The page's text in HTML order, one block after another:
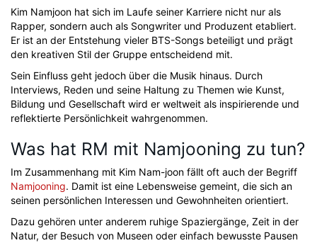
Kim Namjoon hat sich im Laufe seiner Karriere nicht nur als
Rapper, sondern auch als Songwriter und Produzent etabliert.
Er ist an der Entstehung vieler BTS-Songs beteiligt und prägt
den kreativen Stil der Gruppe entscheidend mit.
Sein Einfluss geht jedoch über die Musik hinaus. Durch
Interviews, Reden und seine Haltung zu Themen wie Kunst,
Bildung und Gesellschaft wird er weltweit als inspirierende und
reflektierte Persönlichkeit wahrgenommen.
Was hat RM mit Namjooning zu tun?
Im Zusammenhang mit Kim Nam-joon fällt oft auch der Begriff
Namjooning. Damit ist eine Lebensweise gemeint, die sich an
seinen persönlichen Interessen und Gewohnheiten orientiert.
Dazu gehören unter anderem ruhige Spaziergänge, Zeit in der
Natur, der Besuch von Museen oder einfach bewusste Pausen